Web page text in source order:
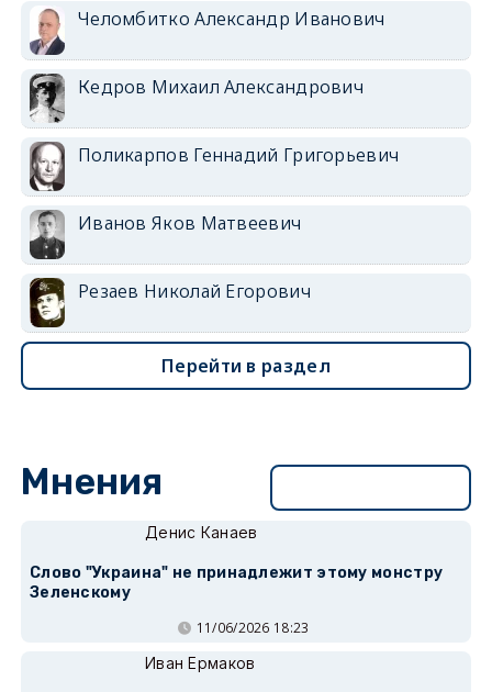
Челомбитко Александр Иванович
Кедров Михаил Александрович
Поликарпов Геннадий Григорьевич
Иванов Яков Матвеевич
Резаев Николай Егорович
Перейти в раздел
Мнения
Денис Канаев
Слово "Украина" не принадлежит этому монстру
Зеленскому
11/06/2026 18:23
Иван Ермаков